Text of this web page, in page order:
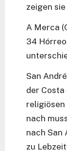
zeigen
A Merca
34
San
der Costa
religiösen
nach
nach San
zu